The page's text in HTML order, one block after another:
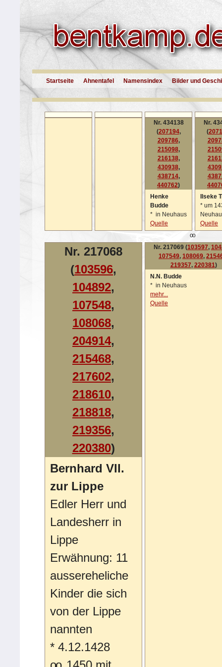
Startseite Ahnentafel Namensindex Bilder und
Nr. 434138
(207194,
209786,
215098,
216138,
430938,
438714,
440762)
Henke
Budde
* in Neuhaus
Quelle
Nr.
(
Ilseke
* um
Quelle
oo
Nr. 217068
(103596,
104892,
107548,
108068,
204914,
215468,
217602,
218610,
218818,
219356,
220380)
Bernhard VII.
zur Lippe
Edler Herr und
Landesherr in
Lippe
Erwähnung: 11
aussereheliche
Kinder die sich
von der Lippe
nannten
* 4.12.1428
Nr. 217069 (103597,
107549, 108069,
219357, 220381)
N.N. Budde
* in Neuhaus
mehr...
Quelle